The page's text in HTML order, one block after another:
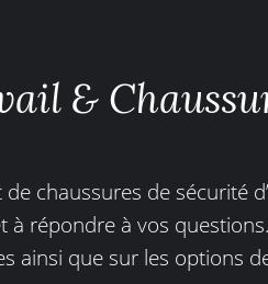
&
chaussures de sécurité
répondre à vos
ainsi que sur les options